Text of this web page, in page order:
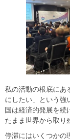
私の活動の根底にあ
にしたい」という強
国は経済的発展を続
たまま世界から取り
停滞にはいくつかの